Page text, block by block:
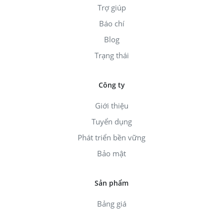
Trợ giúp
Báo chí
Blog
Trạng thái
Công ty
Giới thiệu
Tuyển dụng
Phát triển bền vững
Bảo mật
Sản phẩm
Bảng giá